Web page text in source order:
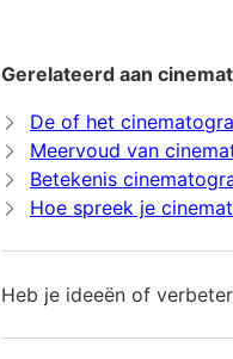
Gerelateerd aan
De of het
Meervoud van
Betekenis
Hoe spreek je
Heb je ideeën of